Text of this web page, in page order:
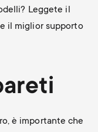
Leggete il
il miglior supporto
è importante che